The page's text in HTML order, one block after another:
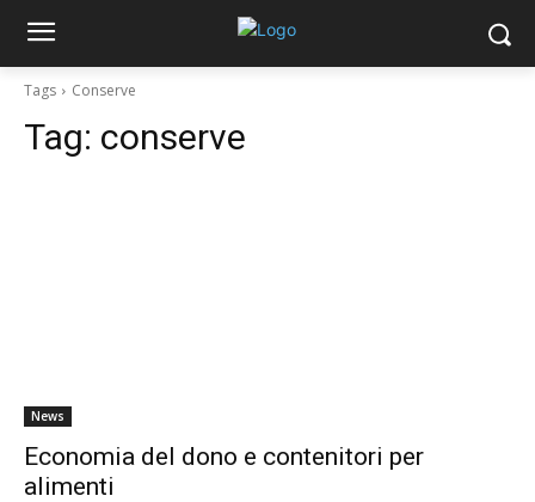
Tags Conserve
Tag: conserve
News
Economia del dono e contenitori per
alimenti